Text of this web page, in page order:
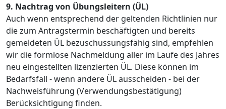
9. Nachtrag von Übungsleitern (ÜL)
Auch wenn entsprechend der geltenden Richtlinien nur
die zum Antragstermin beschäftigten und bereits
gemeldeten ÜL bezuschussungsfähig sind, empfehlen
wir die formlose Nachmeldung aller im Laufe des Jahres
neu eingestellten lizenzierten ÜL. Diese können im
Bedarfsfall - wenn andere ÜL ausscheiden - bei der
Nachweisführung (Verwendungsbestätigung)
Berücksichtigung finden.